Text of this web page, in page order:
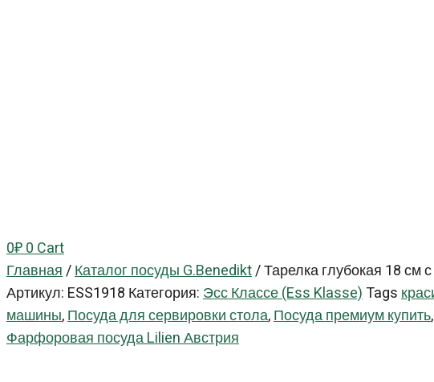
0₽0Cart
Главная/Каталог посуды G.Benedikt/Тарелка глубокая 18 см
Артикул: ESS1918 Категория:Эсс Классе (Ess Klasse)Tags
машины,Посуда для сервировки стола,Посуда премиум купить,
Фарфоровая посуда Lilien Австрия